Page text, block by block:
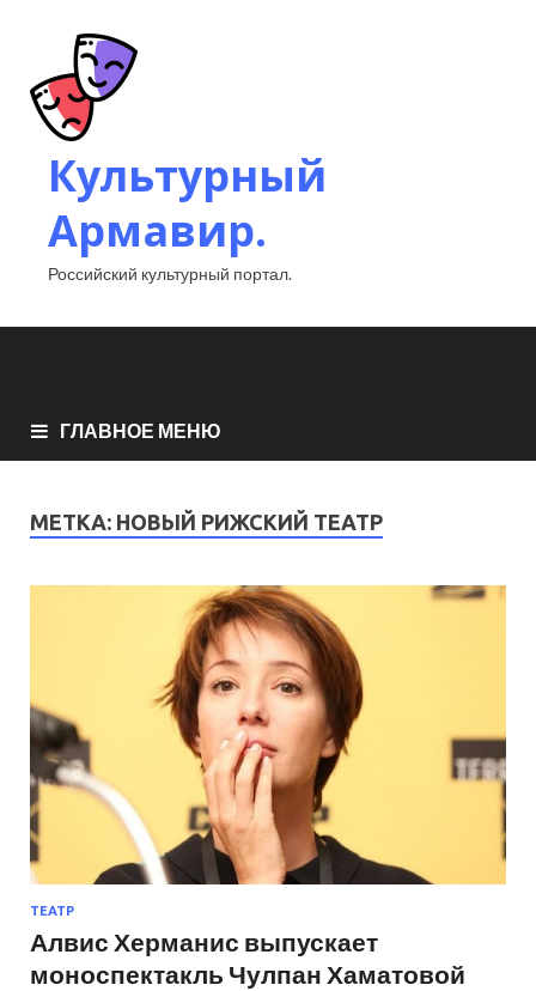
Культурный
Армавир.
Российский культурный портал.
ГЛАВНОЕ МЕНЮ
МЕТКА: НОВЫЙ РИЖСКИЙ ТЕАТР
ТЕАТР
Алвис Херманис выпускает
моноспектакль Чулпан Хаматовой